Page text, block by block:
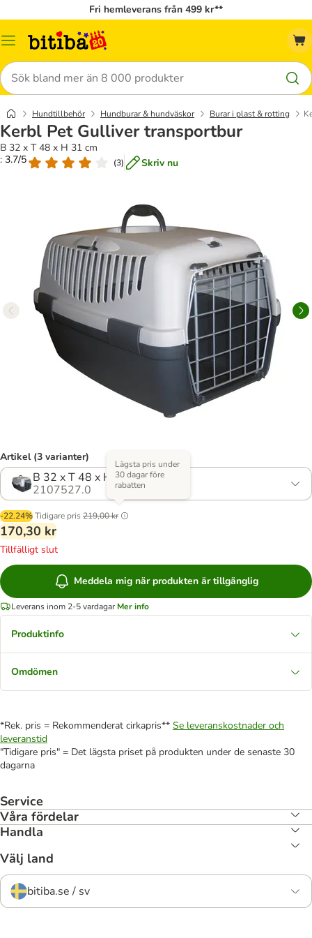
Fri hemleverans från 499 kr**
Meny
Sök
Hundtillbehör Hundburar & hundväskor Burar i plast & rotting
Kerbl Pet Gulliver transportbur
B 32 x T 48 x H 31 cm
: 3.7/5
(3) Skriv nu
Artikel (3 varianter)
B 32 x T 48 x H 31 cm
2107527.0
-22.24%Tidigare pris 219,00 kr
Lägsta pris under
30 dagar före
rabatten
170,30 kr
Tillfälligt slut
Meddela mig när produkten är tillgänglig
Leverans inom 2-5 vardagar Mer info
Produktinfo
Omdömen
*Rek. pris = Rekommenderat cirkapris** Se leveranskostnader och
leveranstid
"Tidigare pris" = Det lägsta priset på produkten under de senaste 30
dagarna
Service
Våra fördelar
Handla
Välj land
bitiba.se / sv